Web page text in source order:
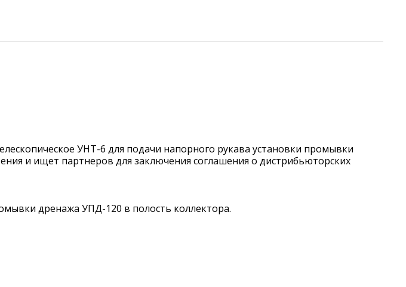
УНТ-6 для подачи напорного рукава установки промывки
и ищет партнеров для заключения соглашения о дистрибьюторских
дренажа УПД-120 в полость коллектора.